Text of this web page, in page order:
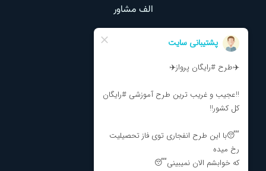
الف مشاور
درباره ما